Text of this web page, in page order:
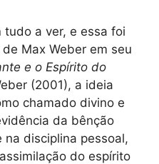
tudo a ver, e essa foi
Max Weber em seu
e o Espírito do
(2001), a ideia
chamado divino e
da bênção
disciplina pessoal,
do espírito